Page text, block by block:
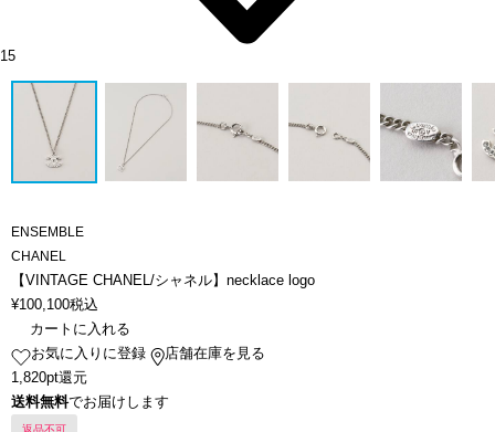
15
ENSEMBLE
CHANEL
【VINTAGE CHANEL/シャネル】necklace logo
¥100,100税込
カートに入れる
お気に入りに登録
店舗在庫を見る
1,820pt還元
送料無料でお届けします